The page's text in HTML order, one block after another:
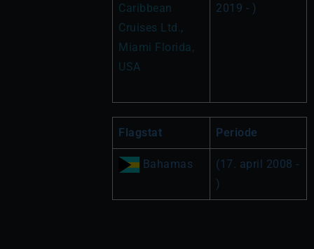
Caribbean
Cruises Ltd.,
Miami Florida,
USA
2019 - )
Flagstat Periode
Bahamas
(17. april 2008 -
)